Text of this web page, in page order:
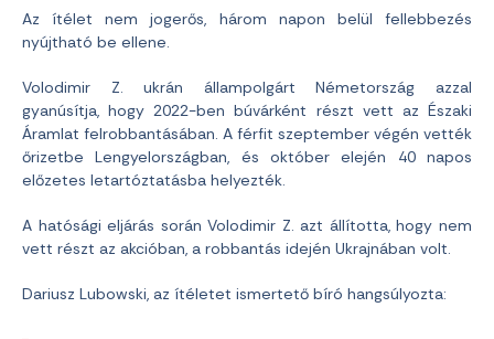
Az ítélet nem jogerős, három napon belül fellebbezés
nyújtható be ellene.
Volodimir Z. ukrán állampolgárt Németország azzal
gyanúsítja, hogy 2022-ben búvárként részt vett az Északi
Áramlat felrobbantásában. A férfit szeptember végén vették
őrizetbe Lengyelországban, és október elején 40 napos
előzetes letartóztatásba helyezték.
A hatósági eljárás során Volodimir Z. azt állította, hogy nem
vett részt az akcióban, a robbantás idején Ukrajnában volt.
Dariusz Lubowski, az ítéletet ismertető bíró hangsúlyozta: